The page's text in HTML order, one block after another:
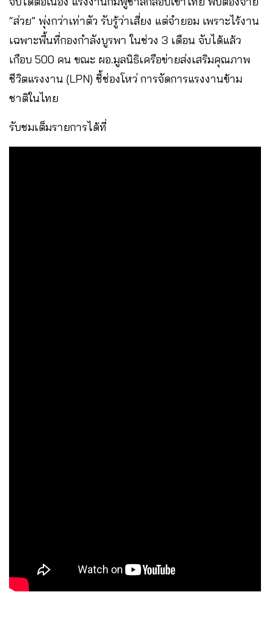
“ส่วย” พุ่งกว่าเท่าตัว รับรู้ว่าเสี่ยง แต่จำยอม เพราะไร้งาน
เฉพาะพื้นที่กองกำลังบูรพา ในช่วง 3 เดือน จับได้แล้ว
เกือบ 500 คน ขณะ ผอ.มูลนิธิเครือข่ายส่งเสริมคุณภาพ
ชีวิตแรงงาน (LPN) ชี้ช่องโหว่ การจัดการแรงงานข้าม
ชาติในไทย
รับชมเต็มรายการได้ที่